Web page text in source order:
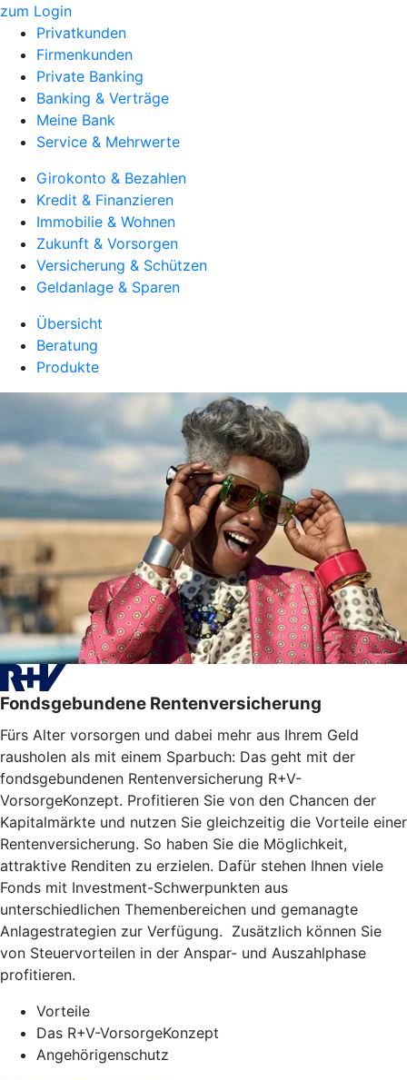
zum Login
Privatkunden
Firmenkunden
Private Banking
Banking & Verträge
Meine Bank
Service & Mehrwerte
Girokonto & Bezahlen
Kredit & Finanzieren
Immobilie & Wohnen
Zukunft & Vorsorgen
Versicherung & Schützen
Geldanlage & Sparen
Übersicht
Beratung
Produkte
Fondsgebundene Rentenversicherung
Fürs Alter vorsorgen und dabei mehr aus Ihrem Geld
rausholen als mit einem Sparbuch: Das geht mit der
fondsgebundenen Rentenversicherung R+V-
VorsorgeKonzept. Profitieren Sie von den Chancen der
Kapitalmärkte und nutzen Sie gleichzeitig die Vorteile einer
Rentenversicherung. So haben Sie die Möglichkeit,
attraktive Renditen zu erzielen. Dafür stehen Ihnen viele
Fonds mit Investment-Schwerpunkten aus
unterschiedlichen Themenbereichen und gemanagte
Anlagestrategien zur Verfügung. Zusätzlich können Sie
von Steuervorteilen in der Anspar- und Auszahlphase
profitieren.
Vorteile
Das R+V-VorsorgeKonzept
Angehörigenschutz